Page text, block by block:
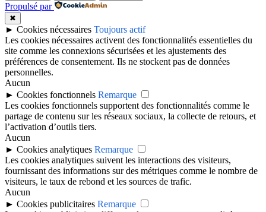
Propulsé par
✖
► Cookies nécessaires Toujours actif
Les cookies nécessaires activent des fonctionnalités essentielles du
site comme les connexions sécurisées et les ajustements des
préférences de consentement. Ils ne stockent pas de données
personnelles.
Aucun
► Cookies fonctionnels Remarque
Les cookies fonctionnels supportent des fonctionnalités comme le
partage de contenu sur les réseaux sociaux, la collecte de retours, et
l’activation d’outils tiers.
Aucun
► Cookies analytiques Remarque
Les cookies analytiques suivent les interactions des visiteurs,
fournissant des informations sur des métriques comme le nombre de
visiteurs, le taux de rebond et les sources de trafic.
Aucun
► Cookies publicitaires Remarque